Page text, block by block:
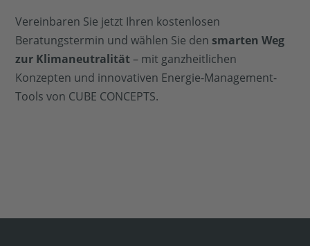
Vereinbaren Sie jetzt Ihren kostenlosen
Beratungstermin und wählen Sie den smarten Weg
zur Klimaneutralität– mit ganzheitlichen
Konzepten und innovativen Energie-Management-
Tools von CUBE CONCEPTS.